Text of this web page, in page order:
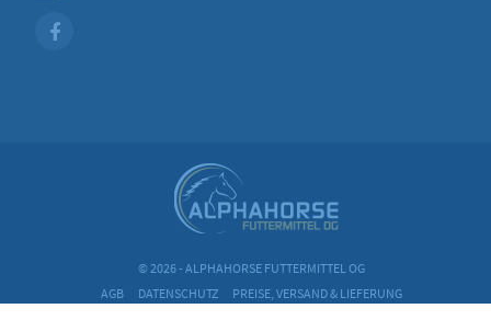
© 2026 - ALPHAHORSE FUTTERMITTEL OG
AGB
DATENSCHUTZ
PREISE, VERSAND & LIEFERUNG